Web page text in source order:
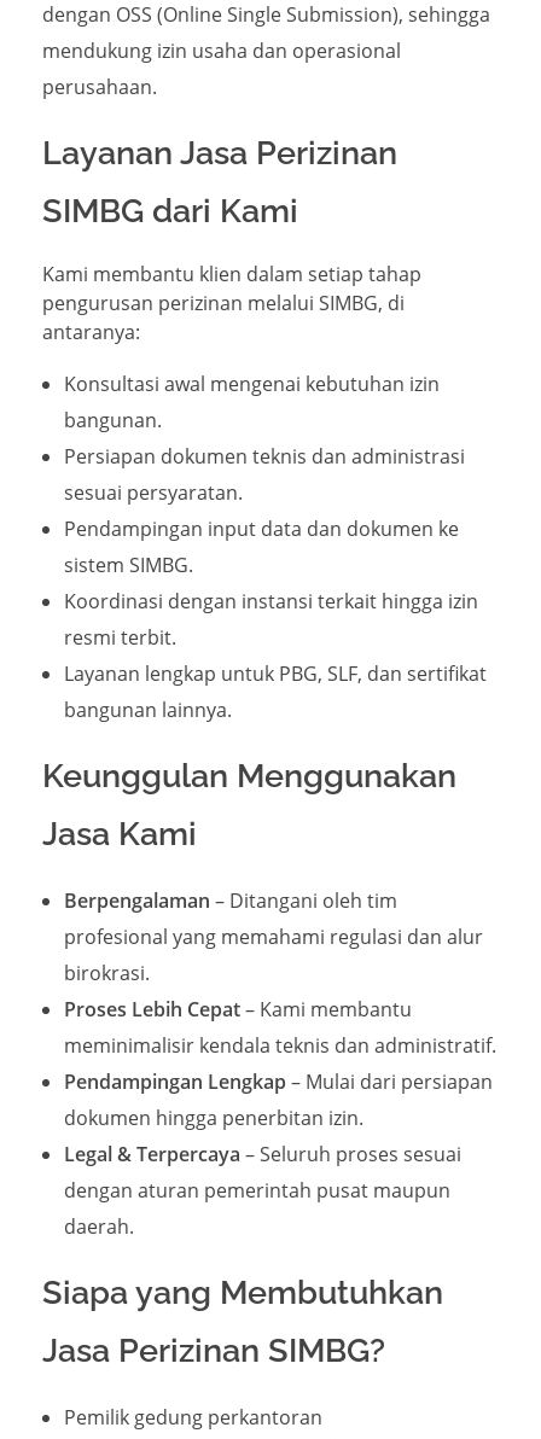
dengan OSS (Online Single Submission), sehingga
mendukung izin usaha dan operasional
perusahaan.
Layanan Jasa Perizinan
SIMBG dari Kami
Kami membantu klien dalam setiap tahap
pengurusan perizinan melalui SIMBG, di
antaranya:
Konsultasi awal mengenai kebutuhan izin
bangunan.
Persiapan dokumen teknis dan administrasi
sesuai persyaratan.
Pendampingan input data dan dokumen ke
sistem SIMBG.
Koordinasi dengan instansi terkait hingga izin
resmi terbit.
Layanan lengkap untuk PBG, SLF, dan sertifikat
bangunan lainnya.
Keunggulan Menggunakan
Jasa Kami
Berpengalaman – Ditangani oleh tim
profesional yang memahami regulasi dan alur
birokrasi.
Proses Lebih Cepat– Kami membantu
meminimalisir kendala teknis dan administratif.
Pendampingan Lengkap – Mulai dari persiapan
dokumen hingga penerbitan izin.
Legal & Terpercaya – Seluruh proses sesuai
dengan aturan pemerintah pusat maupun
daerah.
Siapa yang Membutuhkan
Jasa Perizinan SIMBG?
Pemilik gedung perkantoran